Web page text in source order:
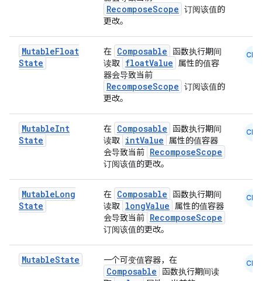
RecomposeScope 订阅该值的
更改。
MutableFloat
State
在 Composable 函数执行期间
读取 floatValue 属性的值容
器会导致当前
RecomposeScope 订阅该值的
更改。
CMN
MutableInt
State
在 Composable 函数执行期间
读取 intValue 属性的值容器
会导致当前 RecomposeScope
订阅该值的更改。
CMN
MutableLong
State
在 Composable 函数执行期间
读取 longValue 属性的值容器
会导致当前 RecomposeScope
订阅该值的更改。
CMN
MutableState 一个可变值容器，在
Composable 函数执行期间读
CMN